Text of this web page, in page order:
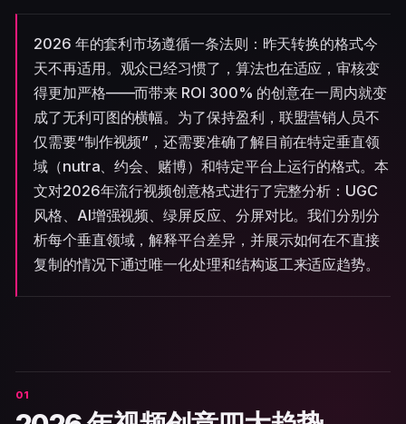
2026 年的套利市场遵循一条法则：昨天转换的格式今
天不再适用。观众已经习惯了，算法也在适应，审核变
得更加严格——而带来 ROI 300% 的创意在一周内就变
成了无利可图的横幅。为了保持盈利，联盟营销人员不
仅需要“制作视频”，还需要准确了解目前在特定垂直领
域（nutra、约会、赌博）和特定平台上运行的格式。本
文对2026年流行视频创意格式进行了完整分析：UGC
风格、AI增强视频、绿屏反应、分屏对比。我们分别分
析每个垂直领域，解释平台差异，并展示如何在不直接
复制的情况下通过唯一化处理和结构返工来适应趋势。